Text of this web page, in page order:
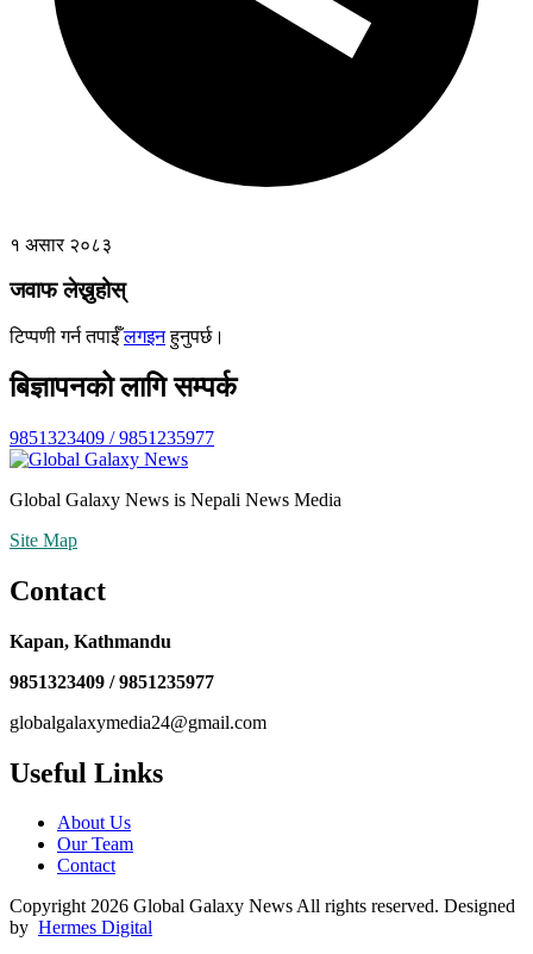
१ असार २०८३
जवाफ लेख्नुहोस्
टिप्पणी गर्न तपाईँलगइनहुनुपर्छ।
बिज्ञापनको लागि सम्पर्क
9851323409 / 9851235977
Global Galaxy News is Nepali News Media
Site Map
Contact
Kapan, Kathmandu
9851323409 / 9851235977
globalgalaxymedia24@gmail.com
Useful Links
About Us
Our Team
Contact
Copyright 2026 Global Galaxy News All rights reserved. Designed
by Hermes Digital